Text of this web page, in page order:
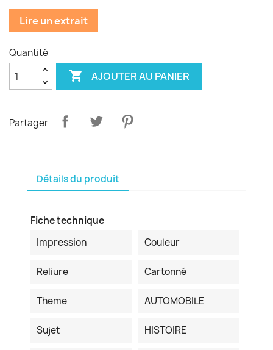
Lire un extrait
Quantité
 AJOUTER AU PANIER
Partager
Détails du produit
Fiche technique
Impression
Couleur
Reliure Cartonné
Theme AUTOMOBILE
Sujet HISTOIRE